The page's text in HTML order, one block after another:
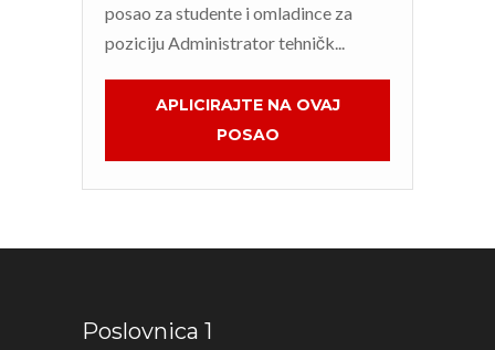
posao za studente i omladince za
poziciju Administrator tehničk...
APLICIRAJTE NA OVAJ
POSAO
Poslovnica 1